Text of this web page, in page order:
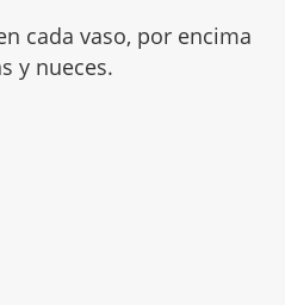
cada vaso, por encima
y nueces.